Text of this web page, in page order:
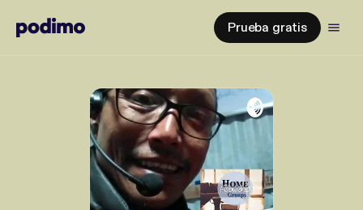
Prueba gratis